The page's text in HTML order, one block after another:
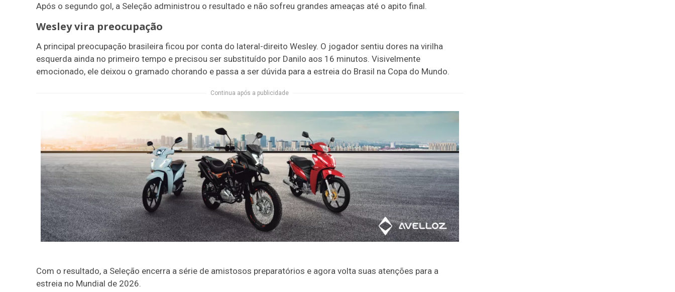
Após o segundo gol, a Seleção administrou o resultado e não sofreu grandes ameaças até o apito final.
Wesley vira preocupação
A principal preocupação brasileira ficou por conta do lateral-direito Wesley. O jogador sentiu dores na virilha
esquerda ainda no primeiro tempo e precisou ser substituído por Danilo aos 16 minutos. Visivelmente
emocionado, ele deixou o gramado chorando e passa a ser dúvida para a estreia do Brasil na Copa do Mundo.
Continua após a publicidade
Com o resultado, a Seleção encerra a série de amistosos preparatórios e agora volta suas atenções para a
estreia no Mundial de 2026.